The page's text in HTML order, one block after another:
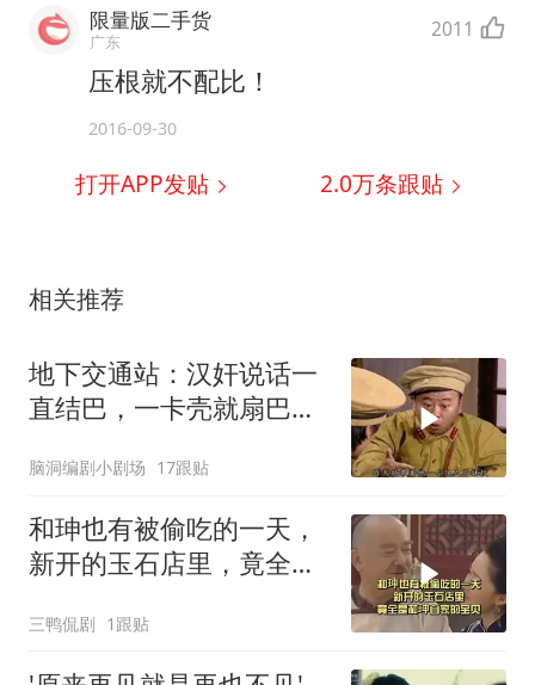
限量版二手货
广东 2011
压根就不配比！
2016-09-30
打开APP发贴 2.0万条跟贴
相关推荐
地下交通站：汉奸说话一
直结巴，一卡壳就扇巴
脑洞编剧小剧场 17跟贴
和珅也有被偷吃的一天，
新开的玉石店里，竟全是
三鸭侃剧 1跟贴